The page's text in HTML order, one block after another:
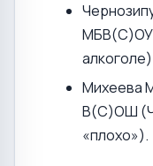
МБВ(С)ОУ
Михеева
В(С)ОШ
«плохо»).